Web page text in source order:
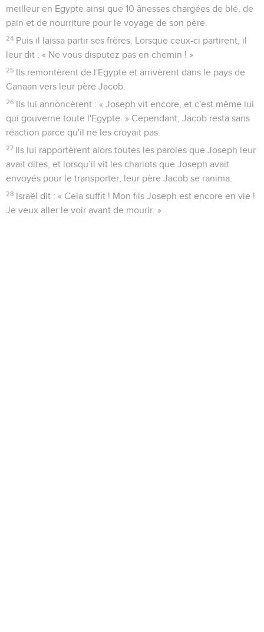
meilleur en Egypte ainsi que 10 ânesses chargées de blé, de
pain et de nourriture pour le voyage de son père.
24 Puis il laissa partir ses frères. Lorsque ceux-ci partirent, il
leur dit : « Ne vous disputez pas en chemin ! »
25 Ils remontèrent de l'Egypte et arrivèrent dans le pays de
Canaan vers leur père Jacob.
26 Ils lui annoncèrent : « Joseph vit encore, et c'est même lui
qui gouverne toute l'Egypte. » Cependant, Jacob resta sans
réaction parce qu'il ne les croyait pas.
27 Ils lui rapportèrent alors toutes les paroles que Joseph leur
avait dites, et lorsqu’il vit les chariots que Joseph avait
envoyés pour le transporter, leur père Jacob se ranima.
28 Israël dit : « Cela suffit ! Mon fils Joseph est encore en vie !
Je veux aller le voir avant de mourir. »